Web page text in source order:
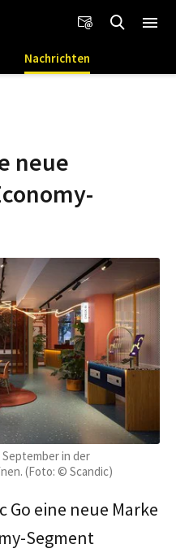
Nachrichten
neue
September in der
(Foto: © Scandic)
Go eine neue Marke
Segment